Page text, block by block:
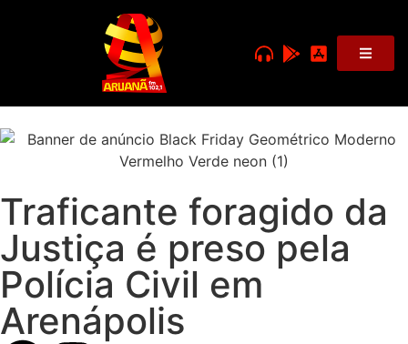
Traficante foragido da
Justiça é preso pela
Polícia Civil em
Arenápolis